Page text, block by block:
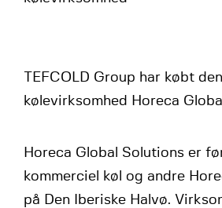
TEFCOLD Group har købt
kølevirksomhed Horeca
Horeca Global Solutions er
kommerciel køl og andre
på Den Iberiske Halvø.